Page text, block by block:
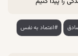
#اعتماد به نفس